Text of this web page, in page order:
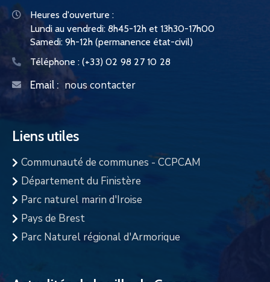
Heures d'ouverture :
Lundi au vendredi: 8h45-12h et 13h30-17h00
Samedi: 9h-12h (permanence état-civil)
Téléphone : (+33) 02 98 27 10 28
Email : nous contacter
Liens utiles
Communauté de communes - CCPCAM
Département du Finistère
Parc naturel marin d'Iroise
Pays de Brest
Parc Naturel régional d'Armorique